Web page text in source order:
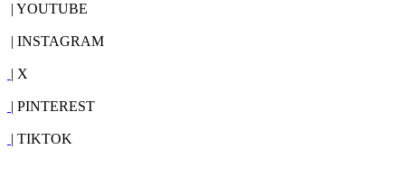
| YOUTUBE
| INSTAGRAM
| X
| PINTEREST
| TIKTOK